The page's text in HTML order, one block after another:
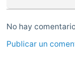
No hay
Publicar un